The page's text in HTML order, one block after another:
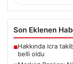
Son Eklenen
■Hakkında icra
belli oldu